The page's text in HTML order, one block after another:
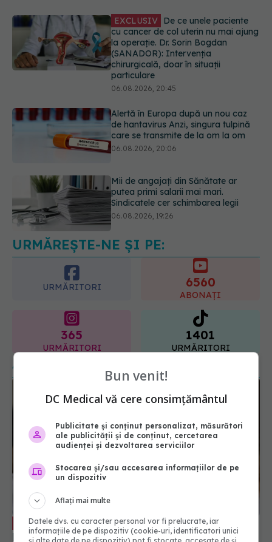
Alertă în Europa după un nou caz
de hantavirus Anzi, singura tulpină
care se transmite de la om la om
06.08.2026, 20:06
putea primi salarii mai mari.
Sindicatele cer schimbarea legii
06.08.2026, 19:26
care pot fi tratate fără operație. Dr.
Sorin Bogdan (SANADOR): Chirurgia
este indicată doar punctual, pentru
anumite categorii de paciente
EXCLUSIV Brahiterapie vs
radioterapie externă în cancerul
ginecologic. Dr. Sorin Bogdan
(SANADOR) explică diferența și
cum acționează tratamentul
URMĂREȘTE-NE ȘI PE:
URMĂRITORI 6560
ABONAȚI
365
URMĂRITORI
1401
URMĂRITORI
ARTICOLE SIMILARE
EXCLUSIV Crema ta de față s-ar putea să-ți
provoace ocluzie. Dr. Alin Nicolescu, despre
Bun venit!
DC Medical vă cere consimțământul
Publicitate și conținut personalizat, măsurători
ale publicității și de conținut, cercetarea
audienței și dezvoltarea serviciilor
Stocarea și/sau accesarea informațiilor de pe
un dispozitiv
Aflați mai multe
Datele dvs. cu caracter personal vor fi prelucrate, iar
informațiile de pe dispozitiv (cookie-uri, identificatori unici